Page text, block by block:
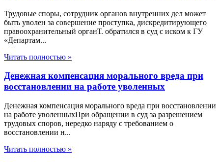
Трудовые споры, сотрудник органов внутренних дел может
быть уволен за совершение проступка, дискредитирующего
правоохранительный органТ. обратился в суд с иском к ГУ
«Департам...
Читать полностью »
Денежная компенсация морального вреда при
восстановлении на работе уволенных
Денежная компенсация морального вреда при восстановлении
на работе уволенныхПри обращении в суд за разрешением
трудовых споров, нередко наряду с требованием о
восстановлении н...
Читать полностью »